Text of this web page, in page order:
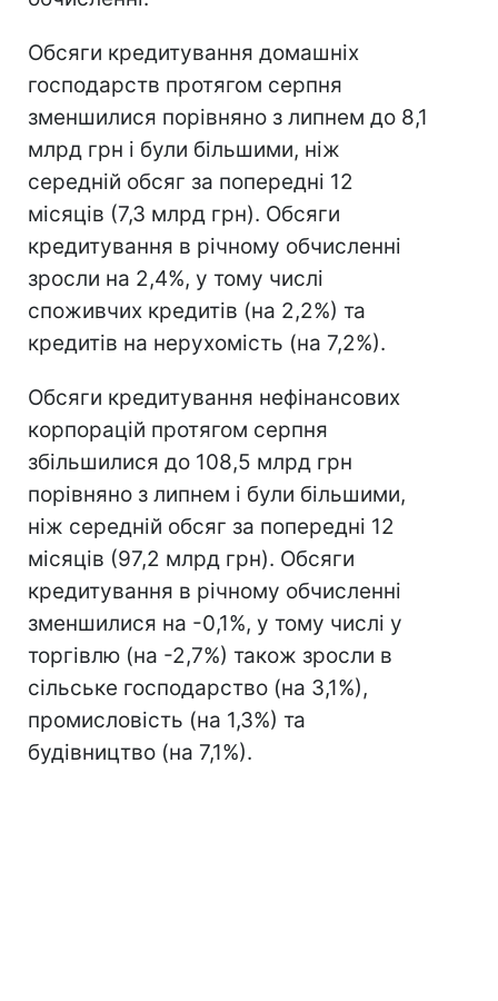
Обсяги кредитування домашніх
господарств протягом серпня
зменшилися порівняно з липнем до 8,1
млрд грн і були більшими, ніж
середній обсяг за попередні 12
місяців (7,3 млрд грн). Обсяги
кредитування в річному обчисленні
зросли на 2,4%, у тому числі
споживчих кредитів (на 2,2%) та
кредитів на нерухомість (на 7,2%).
Обсяги кредитування нефінансових
корпорацій протягом серпня
збільшилися до 108,5 млрд грн
порівняно з липнем і були більшими,
ніж середній обсяг за попередні 12
місяців (97,2 млрд грн). Обсяги
кредитування в річному обчисленні
зменшилися на -0,1%, у тому числі у
торгівлю (на -2,7%) також зросли в
сільське господарство (на 3,1%),
промисловість (на 1,3%) та
будівництво (на 7,1%).